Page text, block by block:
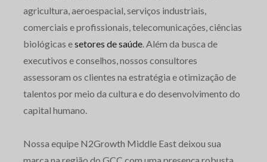
agricultura, aeroespacial, serviços industriais,
comerciais e profissionais, telecomunicações, ciências
biológicas esetores de saúde. Além da busca de
executivos e conselhos, nossos consultores
assessoram os clientes na estratégia e otimização de
talentos por meio da cultura e do desenvolvimento do
capital humano.
Nossa equipe N2Growth Middle East deixou sua